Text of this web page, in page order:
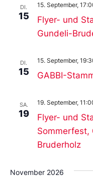
DI.
15
Flyer- und
Gundeli-
15. September,
DI.
15 GABBI-
15. September,
SA.
19
Flyer- und
Sommerfest,
Bruderholz
19. September,
November 2026